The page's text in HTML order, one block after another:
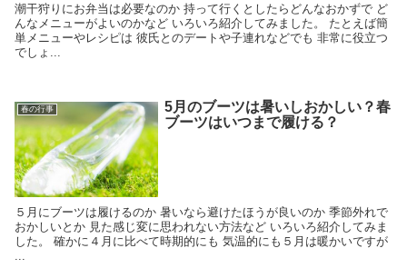
潮干狩りにお弁当は必要なのか 持って行くとしたらどんなおかずで ど
んなメニューがよいのかなど いろいろ紹介してみました。 たとえば簡
単メニューやレシピは 彼氏とのデートや子連れなどでも 非常に役立つ
でしょ...
春の行事
5月のブーツは暑いしおかしい？春
ブーツはいつまで履ける？
５月にブーツは履けるのか 暑いなら避けたほうが良いのか 季節外れで
おかしいとか 見た感じ変に思われない方法など いろいろ紹介してみま
した。 確かに４月に比べて時期的にも 気温的にも５月は暖かいですが
...